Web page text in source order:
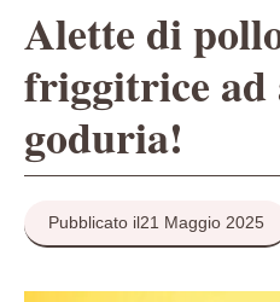
Alette di
friggitrice ad
goduria!
Pubblicato il21 Maggio 2025